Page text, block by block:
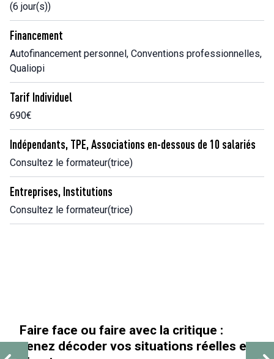
(6 jour(s))
Financement
Autofinancement personnel, Conventions professionnelles,
Qualiopi
Tarif Individuel
690€
Indépendants, TPE, Associations en-dessous de 10 salariés
Consultez le formateur(trice)
Entreprises, Institutions
Consultez le formateur(trice)
critique :
réelles en
« Au-delà des paillettes »